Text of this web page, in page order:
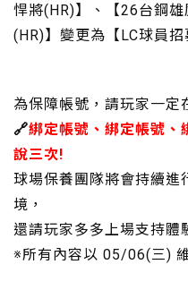
悍將(HR)】、【26台鋼
(HR)】變更為【LC球員
為保障帳號，請玩家一定
🔗綁定帳號、綁定帳號
說三次!
球場保養團隊將會持續進
境，
還請玩家多多上場支持體
※所有內容以 05/06(三)